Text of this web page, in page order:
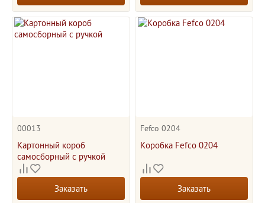
00013
Картонный короб
самосборный с ручкой
Заказать
Fefco 0204
Коробка Fefco 0204
Заказать